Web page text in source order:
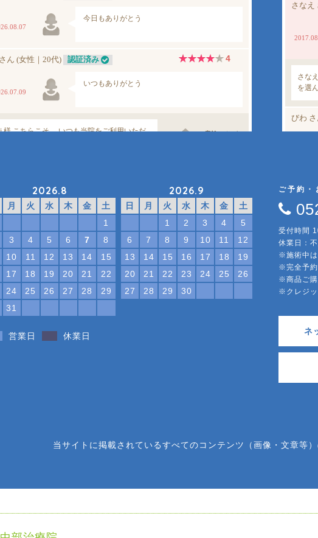
2026.8
月 火 水 木 金
土
1
3 4 5 6 7
8
10 11 12 13 14
15
17 18 19 20 21
22
24 25 26 27 28
29
31
2026.9
日 月 火 水 木 金
土
1
2 3 4
5
6
7 8 9 10 11
12
13
14 15 16 17 18
19
20
21 22 23 24 25
26
27
28 29 30
営業日 休業日
ご予約・
受付時間
休業日：
※施術中は
※完全予約
※商品ご購
※クレジ
ネ
当サイトに掲載されているすべてのコンテンツ（画像・文章等